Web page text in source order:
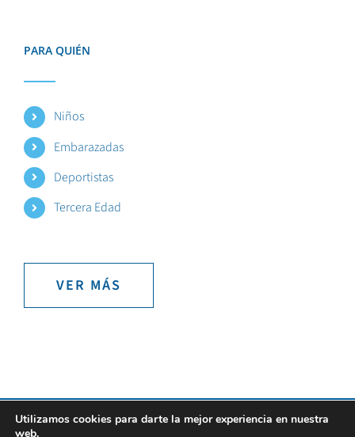
PARA QUIÉN
Niños
Embarazadas
Deportistas
Tercera Edad
VER MÁS
Todos los Derechos Reservados Copyright 2021 |Aviso Legal |Política de
Utilizamos cookies para darte la mejor experiencia en nuestra
web.